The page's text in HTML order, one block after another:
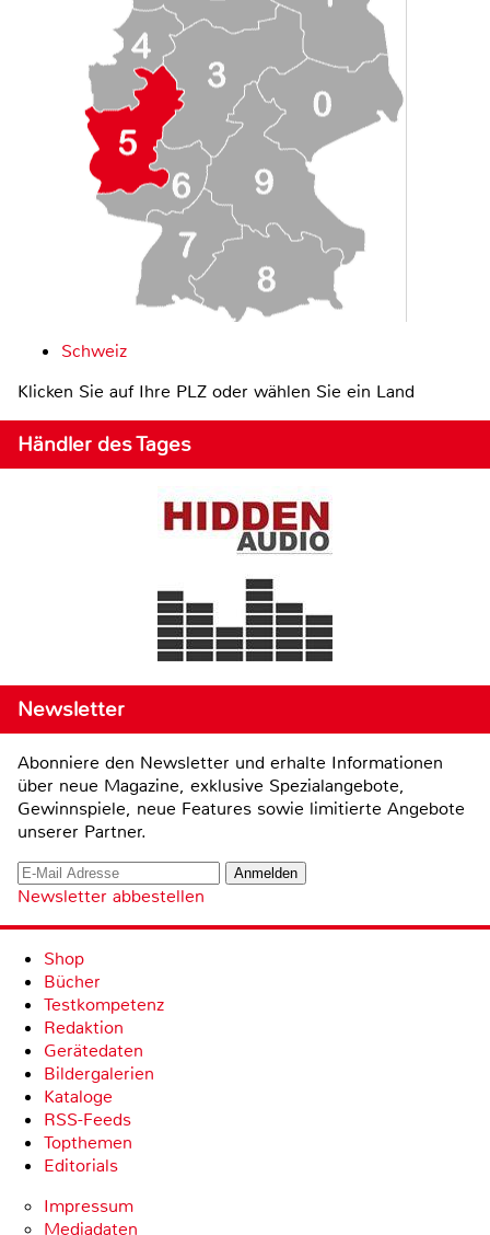
Schweiz
Klicken Sie auf Ihre PLZ oder wählen Sie ein Land
Händler des Tages
Newsletter
Abonniere den Newsletter und erhalte Informationen
über neue Magazine, exklusive Spezialangebote,
Gewinnspiele, neue Features sowie limitierte Angebote
unserer Partner.
Newsletter abbestellen
Shop
Bücher
Testkompetenz
Redaktion
Gerätedaten
Bildergalerien
Kataloge
RSS-Feeds
Topthemen
Editorials
Impressum
Mediadaten